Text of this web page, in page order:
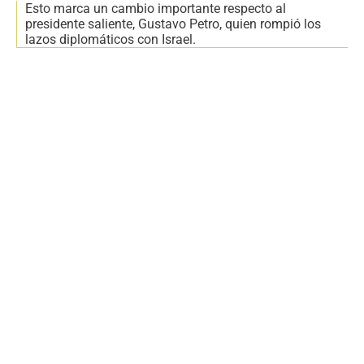
Esto marca un cambio importante respecto al
presidente saliente, Gustavo Petro, quien rompió los
lazos diplomáticos con Israel.